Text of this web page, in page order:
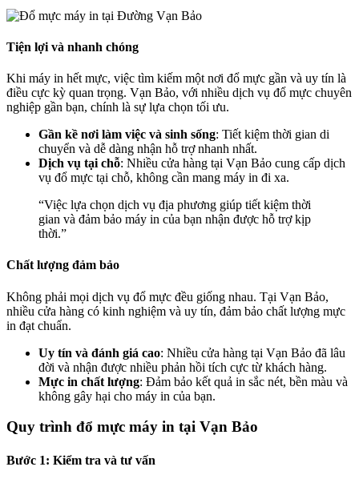
Tiện lợi và nhanh chóng
Khi máy in hết mực, việc tìm kiếm một nơi đổ mực gần và uy tín là
điều cực kỳ quan trọng. Vạn Bảo, với nhiều dịch vụ đổ mực chuyên
nghiệp gần bạn, chính là sự lựa chọn tối ưu.
Gần kề nơi làm việc và sinh sống: Tiết kiệm thời gian di
chuyển và dễ dàng nhận hỗ trợ nhanh nhất.
Dịch vụ tại chỗ: Nhiều cửa hàng tại Vạn Bảo cung cấp dịch
vụ đổ mực tại chỗ, không cần mang máy in đi xa.
“Việc lựa chọn dịch vụ địa phương giúp tiết kiệm thời
gian và đảm bảo máy in của bạn nhận được hỗ trợ kịp
thời.”
Chất lượng đảm bảo
Không phải mọi dịch vụ đổ mực đều giống nhau. Tại Vạn Bảo,
nhiều cửa hàng có kinh nghiệm và uy tín, đảm bảo chất lượng mực
in đạt chuẩn.
Uy tín và đánh giá cao: Nhiều cửa hàng tại Vạn Bảo đã lâu
đời và nhận được nhiều phản hồi tích cực từ khách hàng.
Mực in chất lượng: Đảm bảo kết quả in sắc nét, bền màu và
không gây hại cho máy in của bạn.
Quy trình đổ mực máy in tại Vạn Bảo
Bước 1: Kiểm tra và tư vấn